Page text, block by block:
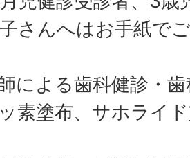
さんへはお手紙で
による歯科健診・
素塗布、サホライ